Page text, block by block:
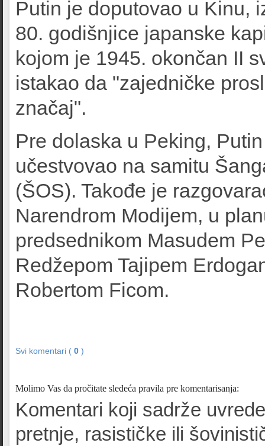
Putin je doputovao u Kinu,
80. godišnjice japanske
kojom je 1945. okončan II
istakao da "zajedničke
značaj".
Pre dolaska u Peking,
učestvovao na samitu
(ŠOS). Takođe je
Narendrom Modijem, u
predsednikom Masudem
Redžepom Tajipem
Robertom Ficom.
Svi komentari ( 0 )
Molimo Vas da pročitate sledeća pravila pre komentarisanja:
Komentari koji sadrže
pretnje, rasističke ili